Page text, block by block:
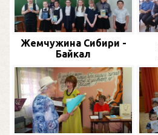
Жемчужина Сибири -
Байкал